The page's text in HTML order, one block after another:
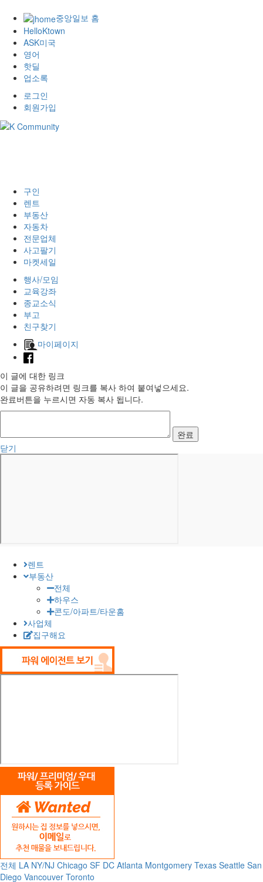
중앙일보 홈
HelloKtown
ASK미국
영어
핫딜
업소록
로그인
회원가입
구인
렌트
부동산
자동차
전문업체
사고팔기
마켓세일
행사/모임
교육강좌
종교소식
부고
친구찾기
마이페이지
이 글에 대한 링크
이 글을 공유하려면 링크를 복사 하여 붙여넣으세요.
완료버튼을 누르시면 자동 복사 됩니다.
완료
닫기
렌트
부동산
전체
하우스
콘도/아파트/타운홈
사업체
집구해요
전체 LA NY/NJ Chicago SF DC Atlanta Montgomery Texas Seattle San
Diego Vancouver Toronto